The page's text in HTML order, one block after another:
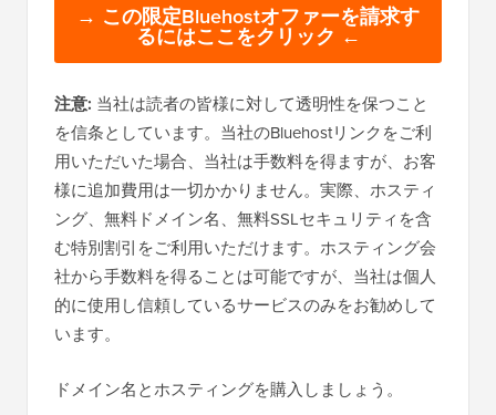
→ この限定Bluehostオファーを請求す
るにはここをクリック ←
注意: 当社は読者の皆様に対して透明性を保つこと
を信条としています。当社のBluehostリンクをご利
用いただいた場合、当社は手数料を得ますが、お客
様に追加費用は一切かかりません。実際、ホスティ
ング、無料ドメイン名、無料SSLセキュリティを含
む特別割引をご利用いただけます。ホスティング会
社から手数料を得ることは可能ですが、当社は個人
的に使用し信頼しているサービスのみをお勧めして
います。
ドメイン名とホスティングを購入しましょう。